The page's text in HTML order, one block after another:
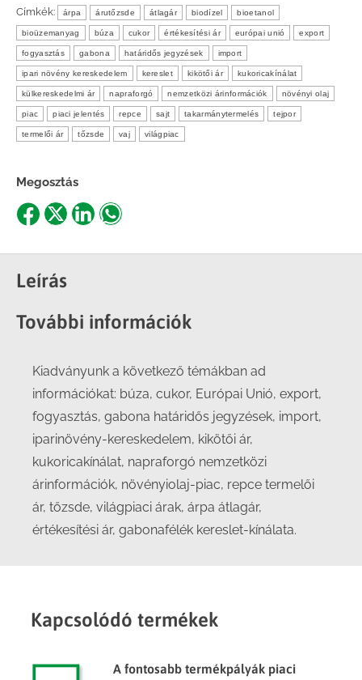
Címkék: árpa árutőzsde átlagár biodízel bioetanol
bioüzemanyag búza cukor értékesítési ár európai unió export
fogyasztás gabona határidős jegyzések import
ipari növény kereskedelem kereslet kikötői ár kukoricakínálat
külkereskedelmi ár napraforgó nemzetközi árinformációk növényi olaj
piac piaci jelentés repce sajt takarmánytermelés tejpor
termelői ár tőzsde vaj világpiac
Megosztás
Share
Facebook
Share
X
ShareShare
Leírás
További információk
Kiadványunk a következő témákban ad
információkat: búza, cukor, Európai Unió, export,
fogyasztás, gabona határidős jegyzések, import,
iparinövény-kereskedelem, kikötői ár,
kukoricakínálat, napraforgó nemzetközi
árinformációk, növényiolaj-piac, repce termelői
ár, tőzsde, világpiaci árak, árpa átlagár,
értékesítési ár, gabonafélék kereslet-kínálata.
Kapcsolódó termékek
A fontosabb termékpályák piaci